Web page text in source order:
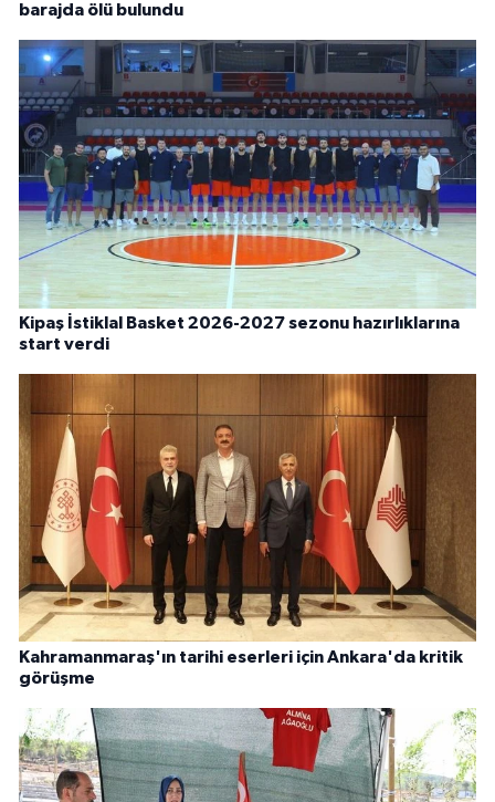
barajda ölü bulundu
Kipaş İstiklal Basket 2026-2027 sezonu hazırlıklarına
start verdi
Kahramanmaraş'ın tarihi eserleri için Ankara'da kritik
görüşme